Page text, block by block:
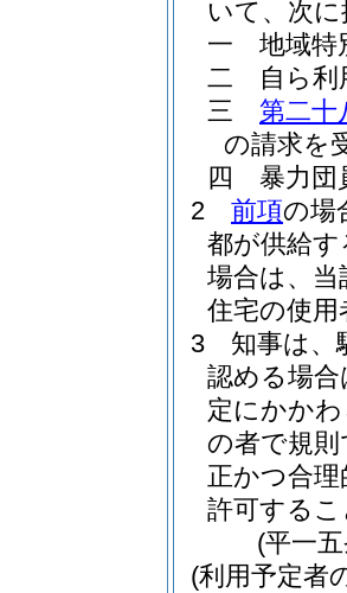
いて、次
一
地域特
二
自ら
三
第二十
の請求を
四
暴力団
2
前項の場
都が供給
場合は、当
住宅の使
3
知事は、
認める場合
定にかか
の者で規
正かつ合
許可する
(平一
(利用予定者